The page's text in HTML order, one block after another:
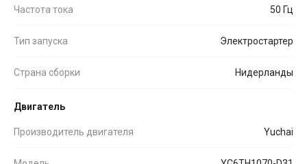
Частота тока 50 Гц
Тип запуска Электростартер
Страна сборки Нидерланды
Двигатель
Производитель двигателя Yuchai